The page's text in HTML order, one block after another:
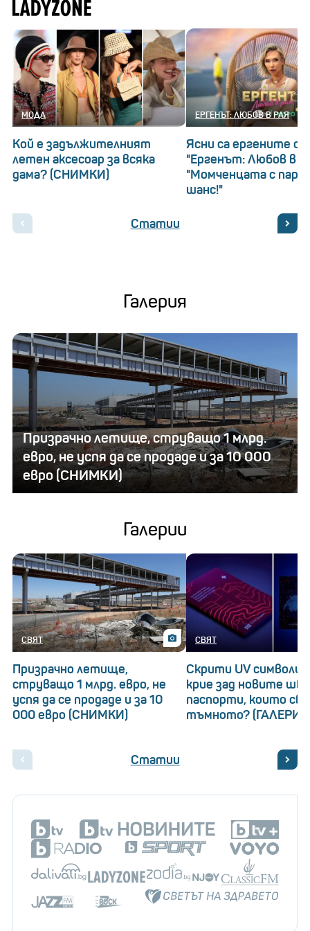
МОДА
Кой е задължителният
летен аксесоар за всяка
дама? (СНИМКИ)
ЕРГЕНЪТ: ЛЮБОВ В РАЯ
Ясни са ергените от
"Ергенът: Любов в
"Момченцата с
шанс!"
Статии
Галерия
Призрачно летище, струващо 1 млрд.
евро, не успя да се продаде и за 10 000
евро (СНИМКИ)
Галерии
СВЯТ
Призрачно летище,
струващо 1 млрд. евро, не
успя да се продаде и за 10
000 евро (СНИМКИ)
СВЯТ
Скрити UV символи:
крие зад новите
паспорти, които
тъмното?
Статии